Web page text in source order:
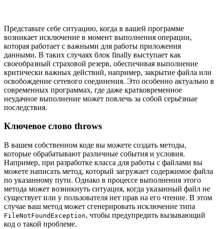
Представьте себе ситуацию, когда в вашей программе
возникает исключение в момент выполнения операции,
которая работает с важными для работы приложения
данными. В таких случаях блок finally выступает как
своеобразный страховой резерв, обеспечивая выполнение
критически важных действий, например, закрытие файла или
освобождение сетевого соединения. Это особенно актуально в
современных программах, где даже кратковременное
неудачное выполнение может повлечь за собой серьёзные
последствия.
Ключевое слово throws
В вашем собственном коде вы можете создать методы,
которые обрабатывают различные события и условия.
Например, при разработке класса для работы с файлами вы
можете написать метод, который загружает содержимое файла
по указанному пути. Однако в процессе выполнения этого
метода может возникнуть ситуация, когда указанный файл не
существует или у пользователя нет прав на его чтение. В этом
случае ваш метод может сгенерировать исключение типа
FileNotFoundException, чтобы предупредить вызывающий
код о такой проблеме.